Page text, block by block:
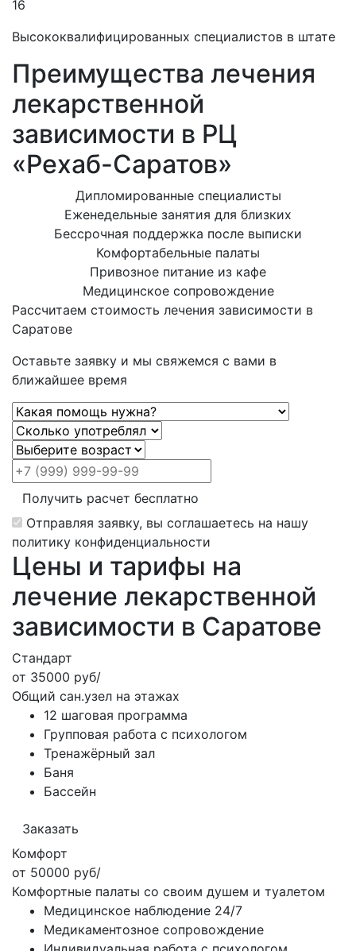
16
Высококвалифицированных специалистов в штате
Преимущества лечения
лекарственной
зависимости в РЦ
«Рехаб-Саратов»
Дипломированные специалисты
Еженедельные занятия для близких
Бессрочная поддержка после выписки
Комфортабельные палаты
Привозное питание из кафе
Медицинское сопровождение
Рассчитаем стоимость лечения зависимости в
Саратове
Оставьте заявку и мы свяжемся с вами в
ближайшее время
Получить расчет бесплатно
Отправляя заявку, вы соглашаетесь на нашу
политику конфиденциальности
Цены и тарифы на
лечение лекарственной
зависимости в Саратове
Стандарт
от 35000 руб/
Общий сан.узел на этажах
12 шаговая программа
Групповая работа с психологом
Тренажёрный зал
Баня
Бассейн
Заказать
Комфорт
от 50000 руб/
Комфортные палаты со своим душем и туалетом
Медицинское наблюдение 24/7
Медикаментозное сопровождение